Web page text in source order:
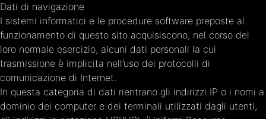
Dati di navigazione
I sistemi informatici e le procedure software preposte al
funzionamento di questo sito acquisiscono, nel corso del
loro normale esercizio, alcuni dati personali la cui
trasmissione è implicita nell’uso dei protocolli di
comunicazione di Internet.
In questa categoria di dati rientrano gli indirizzi IP o i nomi a
dominio dei computer e dei terminali utilizzati dagli utenti,